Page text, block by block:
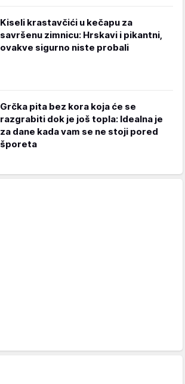
Kiseli krastavčići u kečapu za
savršenu zimnicu: Hrskavi i pikantni,
ovakve sigurno niste probali
Grčka pita bez kora koja će se
razgrabiti dok je još topla: Idealna je
za dane kada vam se ne stoji pored
šporeta